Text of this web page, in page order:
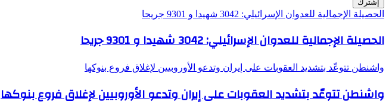
الحصيلة الإجمالية للعدوان الإسرائيلي: 3042 شهيدا و 9301 جريحا
الحصيلة الإجمالية للعدوان الإسرائيلي: 3042 شهيدا و 9301 جريحا
واشنطن تتوعّد بتشديد العقوبات على إيران وتدعو الأوروبيين لإغلاق فروع بنوكها
واشنطن تتوعّد بتشديد العقوبات على إيران وتدعو الأوروبيين لإغلاق فروع بنوكها